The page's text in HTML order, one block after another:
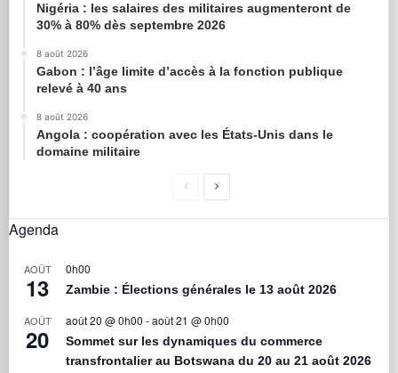
Nigéria : les salaires des militaires augmenteront de
30% à 80% dès septembre 2026
8 août 2026
Gabon : l’âge limite d’accès à la fonction publique
relevé à 40 ans
8 août 2026
Angola : coopération avec les États-Unis dans le
domaine militaire
Agenda
AOÛT
13
0h00
Zambie : Élections générales le 13 août 2026
AOÛT
20
août 20 @ 0h00 -août 21 @ 0h00
Sommet sur les dynamiques du commerce
transfrontalier au Botswana du 20 au 21 août 2026